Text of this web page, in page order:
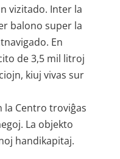
vizitado. Inter la
balono super la
En
de 3,5 mil litroj
kiuj vivas sur
la Centro troviĝas
La objekto
handikapitaj.